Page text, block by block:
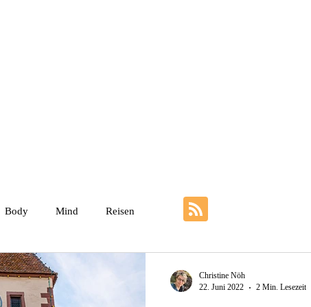
Body Mind Reisen
Christine Nöh
22. Juni 2022
2 Min. Lesezeit